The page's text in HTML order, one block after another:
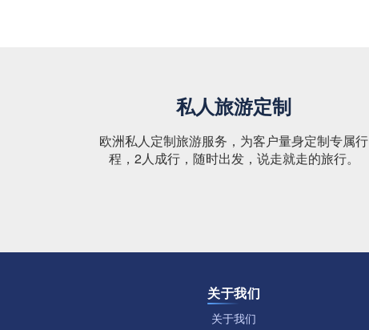
私人旅游定制
欧洲私人定制旅游服务，为客户量身定制专属行
程，2人成行，随时出发，说走就走的旅行。
关于我们
关于我们